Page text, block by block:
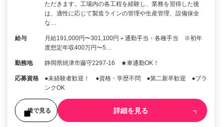
ただきます。工場内の各工程を経験し、業務を習得した後
は、適性に応じて製造ラインの管理や生産管理、設備保全
な…
給与
月給191,000円〜301,100円＋通勤手当・各種手当 ※初年
度想定年収400万円〜5…
勤務地 静岡県焼津市藤守2297-16 ★車通勤OK！
応募資格
●未経験者歓迎！ ●資格・学歴不問 ●第二新卒歓迎 ●ブラ
ンクOK
後で見る 詳細を見る